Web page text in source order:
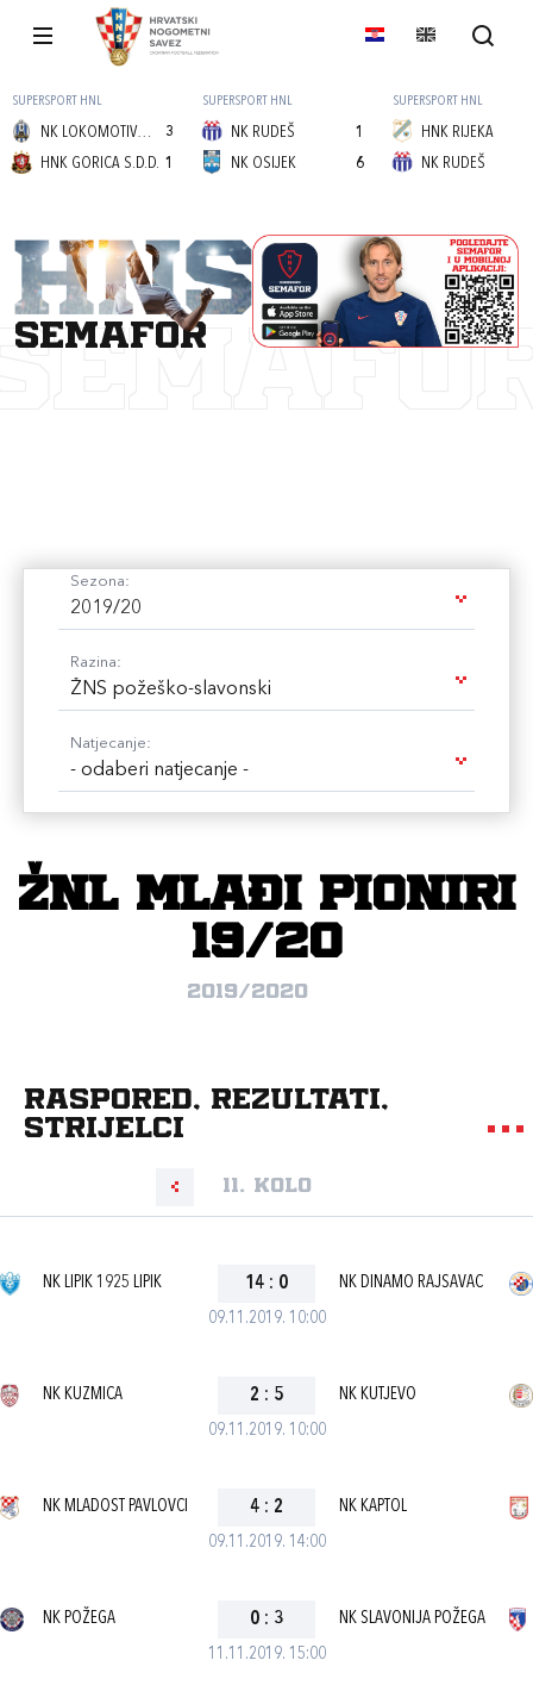
SUPERSPORT HNL
NK LOKOMOTIVA (Z)
3
1
HNK GORICA S.D.D.
SUPERSPORT HNL
NK RUDEŠ
1
6
NK OSIJEK
SUPERSPORT HNL
HNK RIJEKA
NK RUDEŠ
semafor
Sezona:
2019/20
Razina:
ŽNS požeško-slavonski
Natjecanje:
- odaberi natjecanje -
ŽNL mlađi pioniri
19/20
2019/2020
Raspored, rezultati,
strijelci
11. kolo
09.11.2019. 10:00
NK LIPIK 1925 LIPIK 14 : 0 NK DINAMO RAJSAVAC
09.11.2019. 10:00
NK KUZMICA 2 : 5 NK KUTJEVO
09.11.2019. 14:00
NK MLADOST PAVLOVCI 4 : 2 NK KAPTOL
11.11.2019. 15:00
NK POŽEGA 0 : 3 NK SLAVONIJA POŽEGA